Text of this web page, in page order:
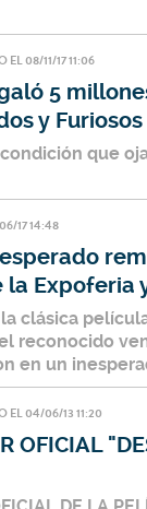
EL 08/11/17 11:06
5
y Furiosos
que
17 14:48
la Expoferia
clásica
reconocido
en un
EL 04/06/13 11:20
OFICIAL